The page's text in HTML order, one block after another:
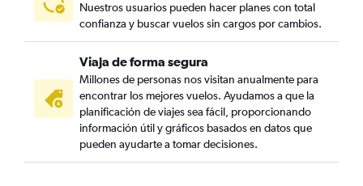
Nuestros usuarios pueden hacer planes con total
confianza y buscar vuelos sin cargos por cambios.
Viaja de forma segura
Millones de personas nos visitan anualmente para
encontrar los mejores vuelos. Ayudamos a que la
planificación de viajes sea fácil, proporcionando
información útil y gráficos basados en datos que
pueden ayudarte a tomar decisiones.